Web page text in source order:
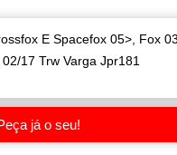
E Spacefox 05>, Fox
17 Trw Varga Jpr181
já o seu!